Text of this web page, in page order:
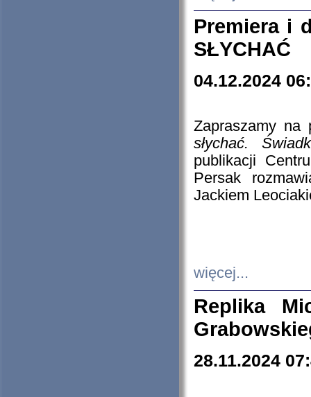
Premiera i
SŁYCHAĆ
04.12.2024
Zapraszamy
słychać.
publikacji
Persak
Jackiem
więcej...
Replika
28.11.2024